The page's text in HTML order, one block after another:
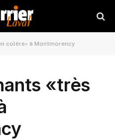
colère» à Montmorency
«très